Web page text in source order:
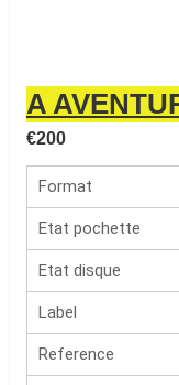
A
€200
Format
Etat pochette
Etat disque
Label
Reference